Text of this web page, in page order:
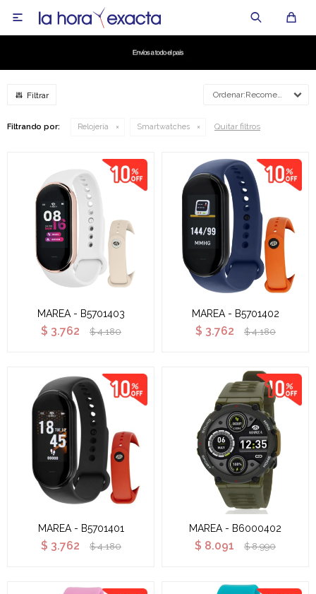

Recomendados
Filtrando por: Relojería Smartwatches Quitar filtros
MAREA - B5701403
$ 3.762 $ 4.180
MAREA - B5701402
$ 3.762 $ 4.180
MAREA - B5701401
$ 3.762 $ 4.180
MAREA - B6000402
$ 8.091 $ 8.990